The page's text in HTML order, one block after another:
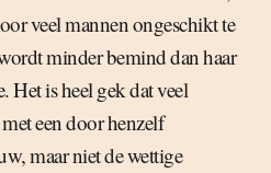
veel mannen ongeschikt te
minder bemind dan haar
Het is heel gek dat veel
een door henzelf
maar niet de wettige